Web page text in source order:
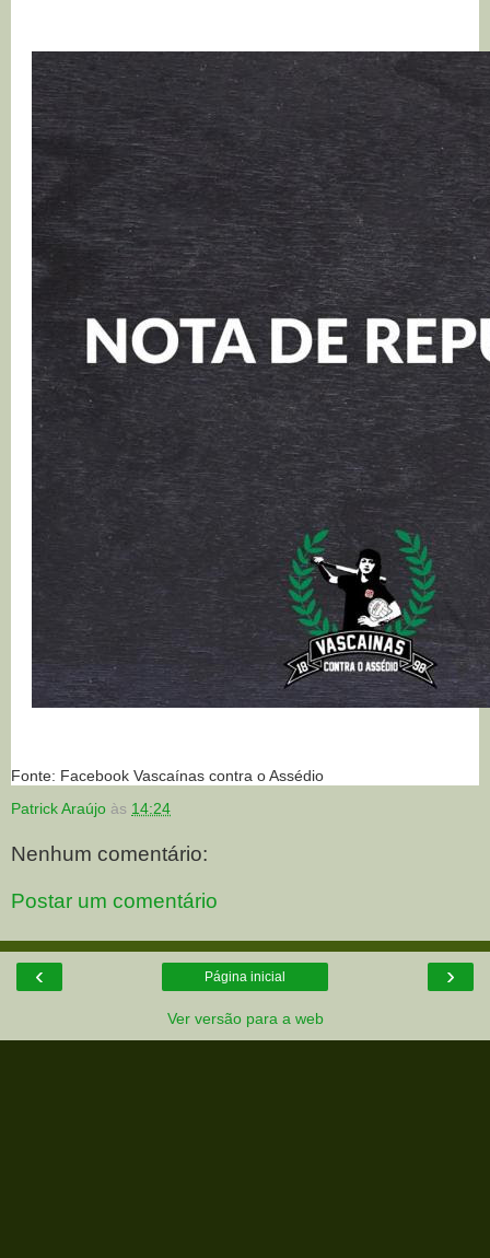
Fonte: Facebook Vascaínas contra o Assédio
Patrick Araújo às 14:24
Nenhum comentário:
Postar um comentário
‹ ›
Página inicial
Ver versão para a web